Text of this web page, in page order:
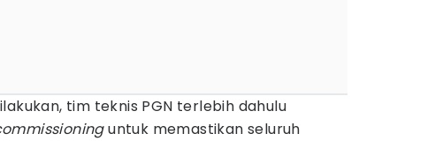
tim teknis PGN terlebih dahulu
untuk memastikan seluruh